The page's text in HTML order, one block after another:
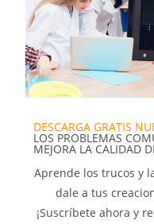
DESCARGA GRATIS
LOS PROBLEMAS
MEJORA LA CALIDAD
Aprende los trucos y
dale a tus
¡Suscríbete ahora y